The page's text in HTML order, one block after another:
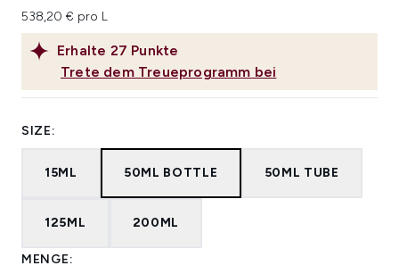
Erhalte 27 Punkte
Trete dem Treueprogramm bei
538,20 € pro L
SIZE:
15ML 50ML BOTTLE 50ML TUBE
125ML 200ML
MENGE: